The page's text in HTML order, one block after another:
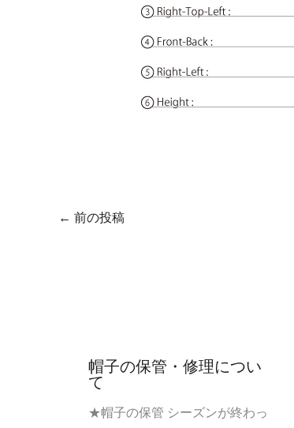
← 前の投稿
帽子の保管・修理につい
て
★帽子の保管 シーズンが終わっ